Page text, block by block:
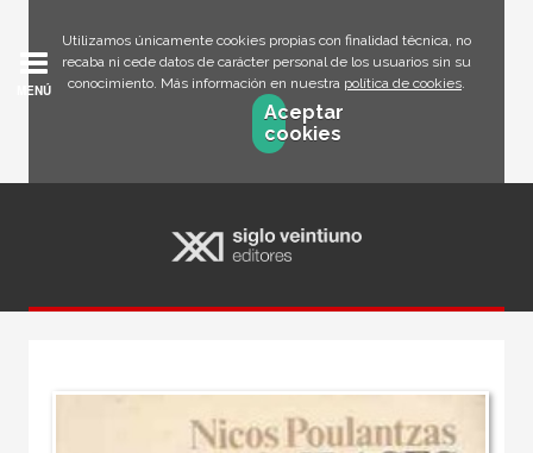
Utilizamos únicamente cookies propias con finalidad técnica, no
recaba ni cede datos de carácter personal de los usuarios sin su
conocimiento. Más información en nuestra política de cookies.
Aceptar
cookies
MENÚ